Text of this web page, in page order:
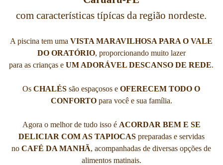
com características típícas da região nordeste.
A piscina tem umaVISTA MARAVILHOSA PARA O VALE
DO ORATÓRIO, proporcionando muito lazer
para as crianças eUM ADORÁVEL DESCANSO DE REDE.
OsCHALÉS são espaçosos eOFERECEM TODO O
CONFORTOpara você e sua família.
Agora o melhor de tudo isso é ACORDAR BEM E SE
DELICIAR COM AS TAPIOCASpreparadas e servidas
noCAFÉ DA MANHÃ, acompanhadas de diversas opções de
alimentos matinais.